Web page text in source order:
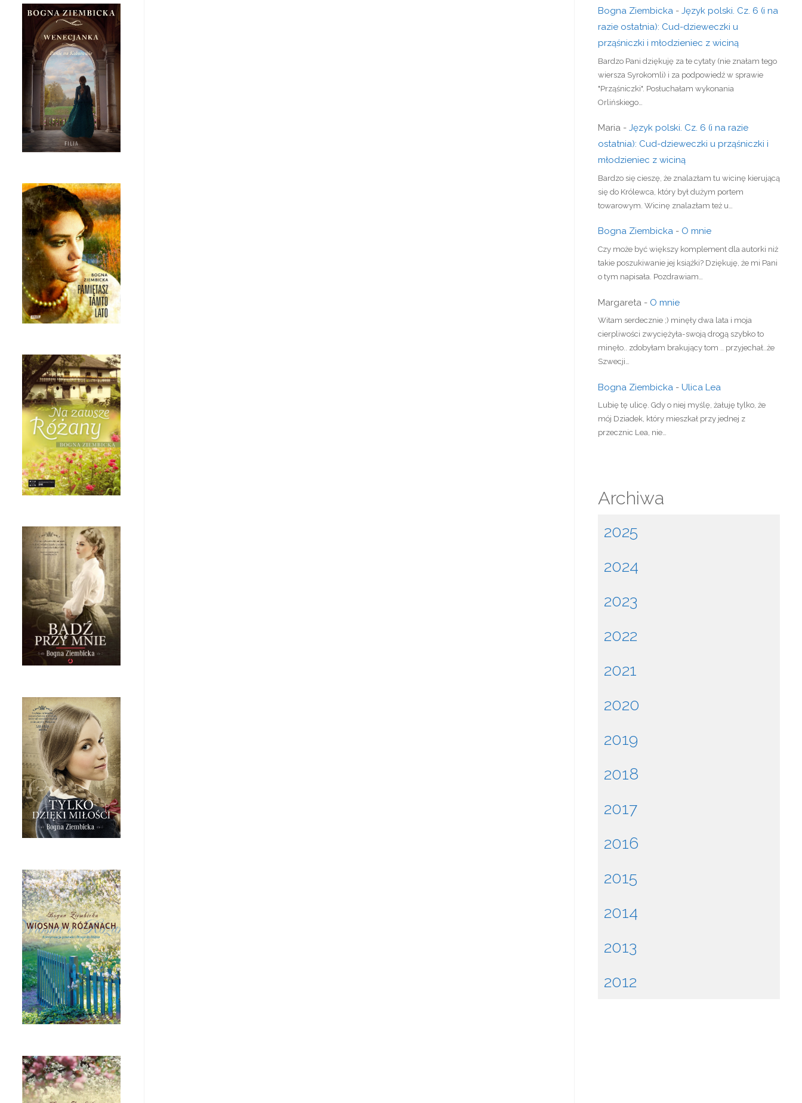
Bogna Ziembicka - Język polski. Cz. 6 (i na
razie ostatnia): Cud-dzieweczki u
prząśniczki i młodzieniec z wiciną
Bardzo Pani dziękuję za te cytaty (nie znałam tego
wiersza Syrokomli) i za podpowiedź w sprawie
"Prząśniczki". Posłuchałam wykonania
Orlińskiego…
Maria - Język polski. Cz. 6 (i na razie
ostatnia): Cud-dzieweczki u prząśniczki i
młodzieniec z wiciną
Bardzo się cieszę, że znalazłam tu wicinę kierującą
się do Królewca, który był dużym portem
towarowym. Wicinę znalazłam też u…
Bogna Ziembicka - O mnie
Czy może być większy komplement dla autorki niż
takie poszukiwanie jej książki? Dziękuję, że mi Pani
o tym napisała. Pozdrawiam…
Margareta - O mnie
Witam serdecznie ;) minęły dwa lata i moja
cierpliwości zwyciężyła-swoją drogą szybko to
minęło.. zdobyłam brakujący tom .. przyjechał..że
Szwecji…
Bogna Ziembicka - Ulica Lea
Lubię tę ulicę. Gdy o niej myślę, żałuję tylko, że
mój Dziadek, który mieszkał przy jednej z
przecznic Lea, nie…
Archiwa
2025
2024
2023
2022
2021
2020
2019
2018
2017
2016
2015
2014
2013
2012